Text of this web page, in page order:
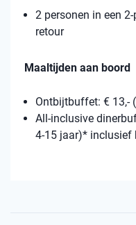
2 personen in een
retour
Maaltijden aan boord
Ontbijtbuffet: € 13,-
All-inclusive
4-15 jaar)* inclusief